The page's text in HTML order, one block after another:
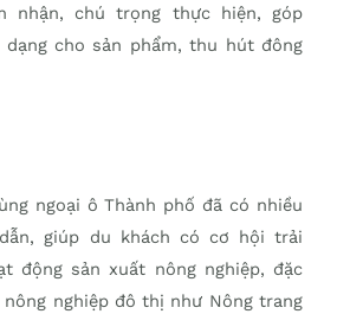
nhận, chú trọng thực hiện, góp
cho sản phẩm, thu hút đông
ngoại ô Thành phố đã có nhiều
giúp du khách có cơ hội trải
động sản xuất nông nghiệp, đặc
nghiệp đô thị như Nông trang